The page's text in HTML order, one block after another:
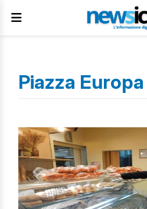
Piazza Europa